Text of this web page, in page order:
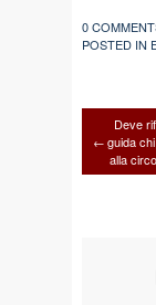
0
POSTED IN
←
Deve
guida
alla